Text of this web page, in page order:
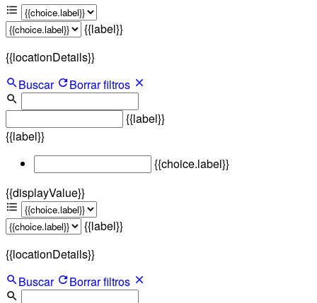
{{label}}
{{locationDetails}}
Buscar
Borrar filtros
{{label}}
{{label}}
{{choice.label}}
{{displayValue}}
{{label}}
{{locationDetails}}
Buscar
Borrar filtros